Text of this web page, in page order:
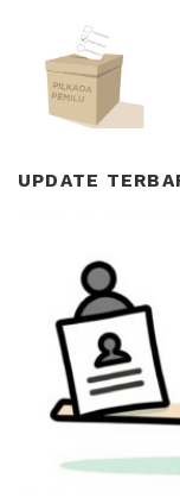
UPDATE